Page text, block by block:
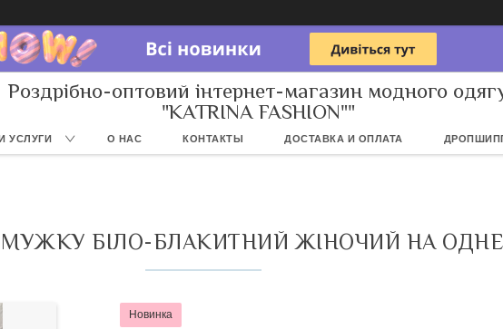
Роздрібно-оптовий інтернет-магазин модного
"KATRINA FASHION""
УСЛУГИ О НАС КОНТАКТЫ ДОСТАВКА И ОПЛАТА
БІЛО-БЛАКИТНИЙ ЖІНОЧИЙ НА
Новинка